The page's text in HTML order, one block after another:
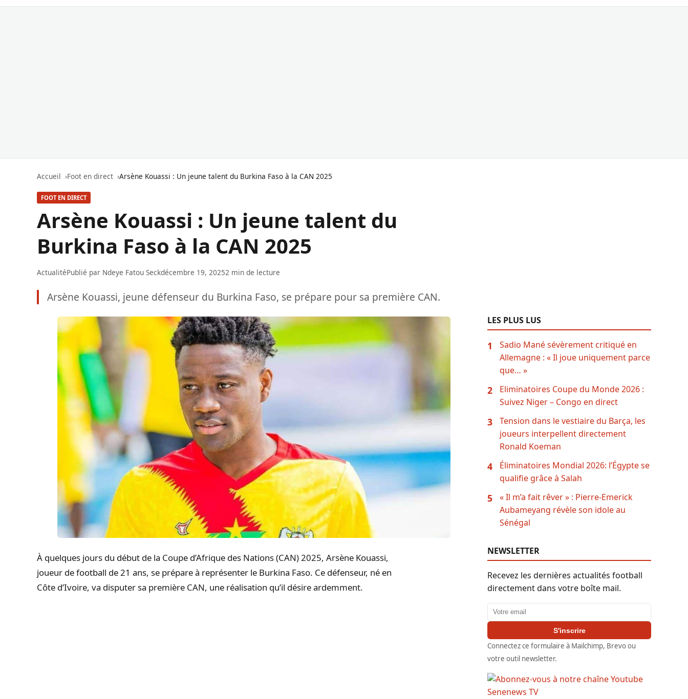
Accueil Foot en direct Arsène Kouassi : Un jeune talent du Burkina Faso à la CAN 2025
FOOT EN DIRECT
Arsène Kouassi : Un jeune talent du
Burkina Faso à la CAN 2025
ActualitéPublié par Ndeye Fatou Seckdécembre 19, 20252 min de lecture
Arsène Kouassi, jeune défenseur du Burkina Faso, se prépare pour sa première CAN.
À quelques jours du début de la Coupe d’Afrique des Nations (CAN) 2025, Arsène Kouassi,
joueur de football de 21 ans, se prépare à représenter le Burkina Faso. Ce défenseur, né en
Côte d’Ivoire, va disputer sa première CAN, une réalisation qu’il désire ardemment.
LES PLUS LUS
1
Sadio Mané sévèrement critiqué en
Allemagne : « Il joue uniquement parce
que… »
2
Eliminatoires Coupe du Monde 2026 :
Suivez Niger – Congo en direct
3
Tension dans le vestiaire du Barça, les
joueurs interpellent directement
Ronald Koeman
4
Éliminatoires Mondial 2026: l’Égypte se
qualifie grâce à Salah
5
« Il m’a fait rêver » : Pierre-Emerick
Aubameyang révèle son idole au
Sénégal
NEWSLETTER
Recevez les dernières actualités football
directement dans votre boîte mail.
Adresse email
S'inscrire
Connectez ce formulaire à Mailchimp, Brevo ou
votre outil newsletter.